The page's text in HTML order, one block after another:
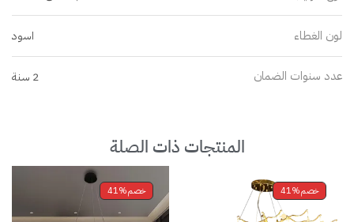
لون الغطاء اسود
عدد سنوات الضمان 2 سنة
المنتجات ذات الصلة
خصم41% خصم41%